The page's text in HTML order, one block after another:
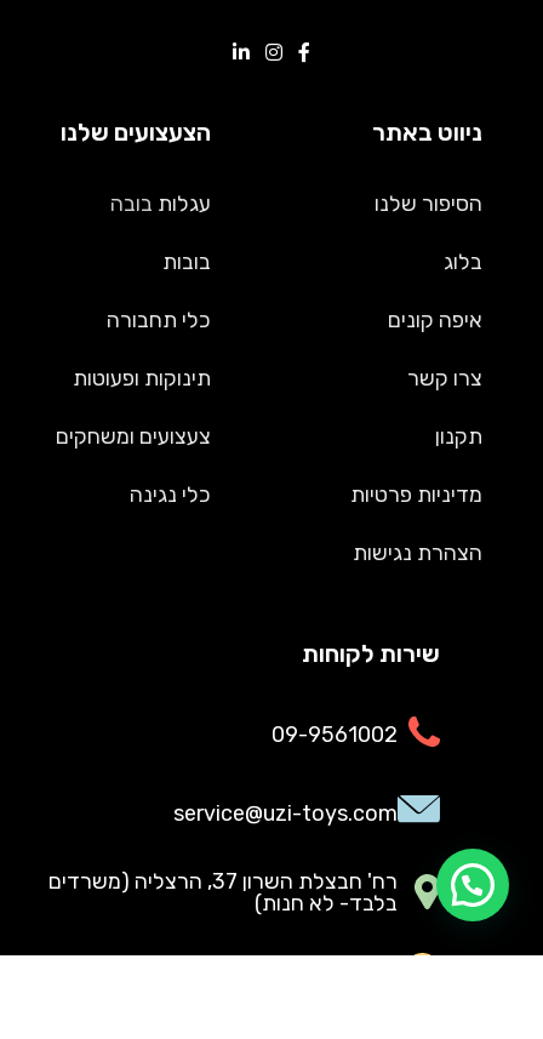
ניווט באתר
הסיפור שלנו
בלוג
איפה קונים
צרו קשר
תקנון
מדיניות פרטיות
הצהרת נגישות
הצעצועים שלנו
עגלות בובה
בובות
כלי תחבורה
תינוקות ופעוטות
צעצועים ומשחקים
כלי נגינה
שירות לקוחות
09-9561002
service@uzi-toys.com
רח' חבצלת השרון 37, הרצליה (משרדים
בלבד- לא חנות)